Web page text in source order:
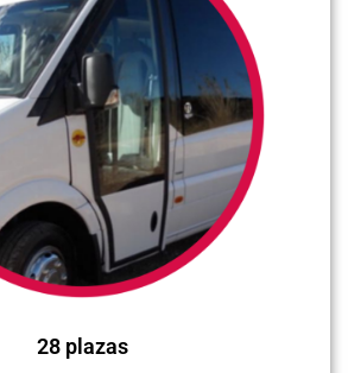
28 plazas